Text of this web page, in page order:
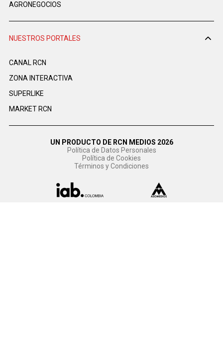
AGRONEGOCIOS
NUESTROS PORTALES
CANAL RCN
ZONA INTERACTIVA
SUPERLIKE
MARKET RCN
UN PRODUCTO DE RCN MEDIOS 2026
Política de Datos Personales
Política de Cookies
Términos y Condiciones